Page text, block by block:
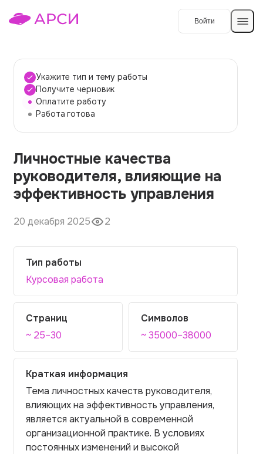
Войти
Темы работ
О сервисе
О компании
Наши гарантии
Вопросы и ответы
Контакты
Укажите тип и тему работы
Получите черновик
Оплатите работу
Работа готова
Личностные качества
руководителя, влияющие на
эффективность управления
20 декабря 2025 2
Тип работы
Курсовая работа
Страниц
~ 25–30
Символов
~ 35000–38000
Краткая информация
Тема личностных качеств руководителя,
влияющих на эффективность управления,
является актуальной в современной
организационной практике. В условиях
постоянных изменений и высокой